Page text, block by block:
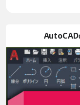
AutoCAD